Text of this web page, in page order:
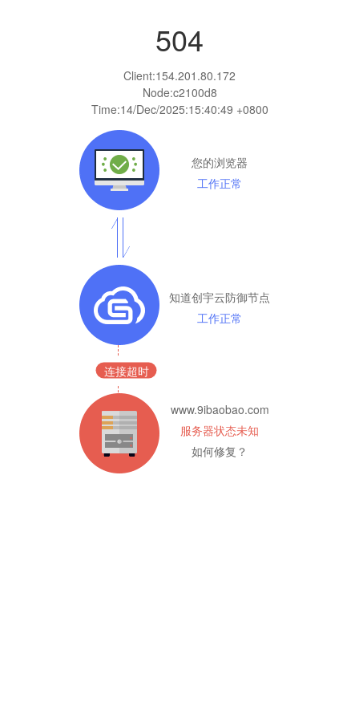
504
Client:154.201.80.172
Node:c2100d8
Time:14/Dec/2025:15:40:49 +0800
您的浏览器
工作正常
知道创宇云防御节点
工作正常
连接超时
www.9ibaobao.com
服务器状态未知
如何修复？